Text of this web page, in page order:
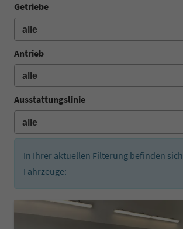
Getriebe
Antrieb
Ausstattungslinie
In Ihrer aktuellen Filterung befinden sich
Fahrzeuge: